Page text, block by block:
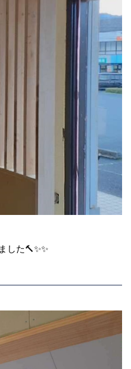
した🔨✨✨